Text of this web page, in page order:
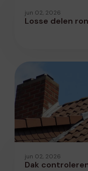
jun 02, 2026
Losse delen
jun 02, 2026
Dak